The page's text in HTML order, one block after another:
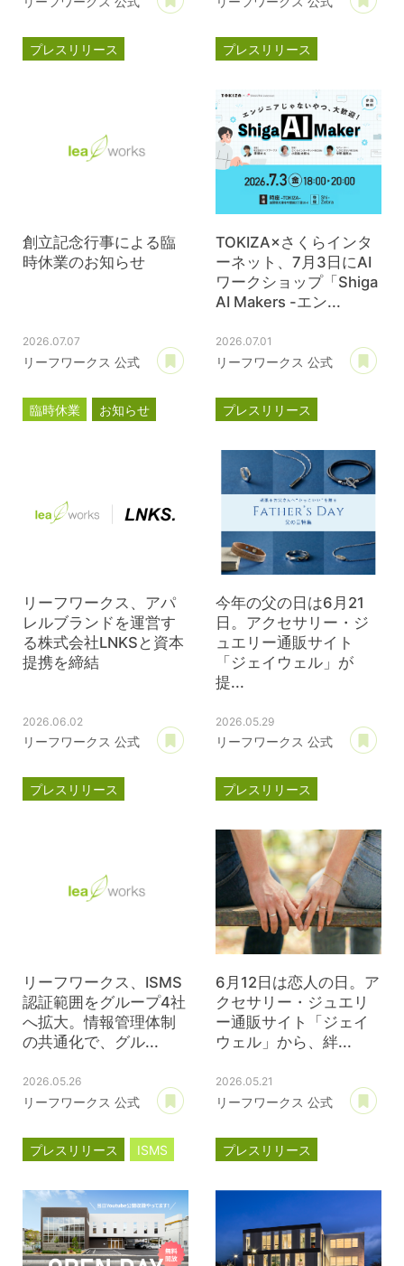
プレスリリース
プレスリリース
創立記念行事による臨
時休業のお知らせ
2026.07.07
リーフワークス 公式
あとで読む
臨時休業 お知らせ
TOKIZA×さくらインタ
ーネット、7月3日にAI
ワークショップ「Shiga
AI Makers -エン...
2026.07.01
リーフワークス 公式
プレスリリース
リーフワークス、アパ
レルブランドを運営す
る株式会社LNKSと資本
提携を締結
2026.06.02
リーフワークス 公式
あとで読む
プレスリリース
今年の父の日は6月21
日。アクセサリー・ジ
ュエリー通販サイト
「ジェイウェル」が
提...
2026.05.29
リーフワークス 公式
プレスリリース
リーフワークス、ISMS
認証範囲をグループ4社
へ拡大。情報管理体制
の共通化で、グル...
2026.05.26
リーフワークス 公式
あとで読む
プレスリリース ISMS
6月12日は恋人の日。ア
クセサリー・ジュエリ
ー通販サイト「ジェイ
ウェル」から、絆...
2026.05.21
リーフワークス 公式
プレスリリース